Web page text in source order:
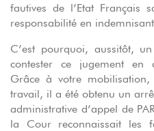
fautives de l’Etat Français
responsabilité en
C’est pourquoi, aussitôt,
contester ce jugement en
Grâce à votre
travail, il a été obtenu un
administrative d’appel de
la Cour reconnaissait les